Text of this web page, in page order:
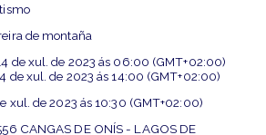
de montaña
de xul. de 2023 ás 06:00 (GMT+02:00)
de xul. de 2023 ás14:00 (GMT+02:00)
xul. de 2023 ás10:30 (GMT+02:00)
CANGAS DE ONÍS - LAGOS DE